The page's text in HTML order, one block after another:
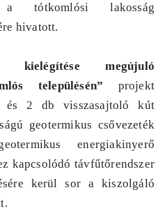
a tótkomlósi lakosság
hivatott.
kielégítése megújuló
településén” projekt
és 2 db visszasajtoló kút
geotermikus csővezeték
energiakinyerő
kapcsolódó távfűtőrendszer
kerül sor a kiszolgáló